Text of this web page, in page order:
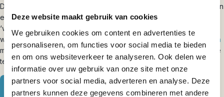
Deze website maakt gebruik van cookies
We gebruiken cookies om content en advertenties te
personaliseren, om functies voor social media te bieden
en om ons websiteverkeer te analyseren. Ook delen we
informatie over uw gebruik van onze site met onze
partners voor social media, adverteren en analyse. Deze
partners kunnen deze gegevens combineren met andere
De meivakantie is dit jaar extra lang, dus extra genieten! Zijn steden
en strand niet echt waar je naar op zoek bent? Ga dan naar het
‘wilde westen’. Bezoek een van de oudste nationale parken ter
wereld:Yellowstone
paardrijden
met een echte Navajo indiaan in Monument Valley. Overdag zijn de
temperaturen aangenaam, ’s avonds kan het wel afkoelen.
Bekijk de familie-rondreis hier